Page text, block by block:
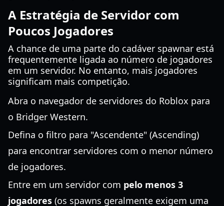
A Estratégia de Servidor com
Poucos Jogadores
A chance de uma parte do cadáver spawnar está
frequentemente ligada ao número de jogadores
em um servidor. No entanto, mais jogadores
significam mais competição.
Abra o navegador de servidores do Roblox para
o Bridger Western.
Defina o filtro para "Ascendente" (Ascending)
para encontrar servidores com o menor número
de jogadores.
Entre em um servidor com pelo menos 3
jogadores (os spawns geralmente exigem uma